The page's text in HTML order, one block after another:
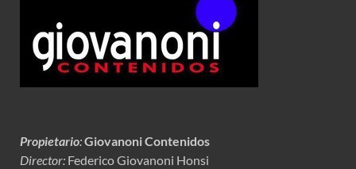
Propietario:Giovanoni Contenidos
Director: Federico Giovanoni Honsi